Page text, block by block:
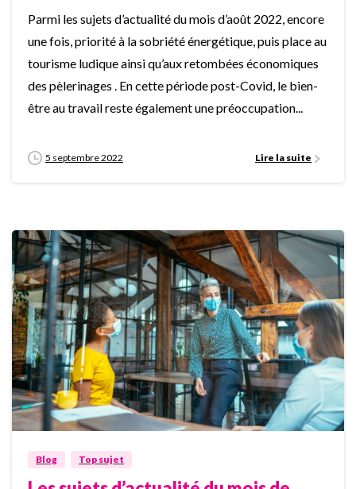
Parmi les sujets d’actualité du mois d’août 2022, encore
une fois, priorité à la sobriété énergétique, puis place au
tourisme ludique ainsi qu’aux retombées économiques
des pèlerinages . En cette période post-Covid, le bien-
être au travail reste également une préoccupation...
5 septembre 2022 Lire la suite
Blog Top sujet